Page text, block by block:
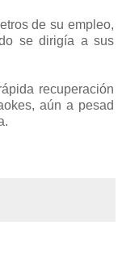
de su empleo,
se dirigía a sus
recuperación
aún a pesad